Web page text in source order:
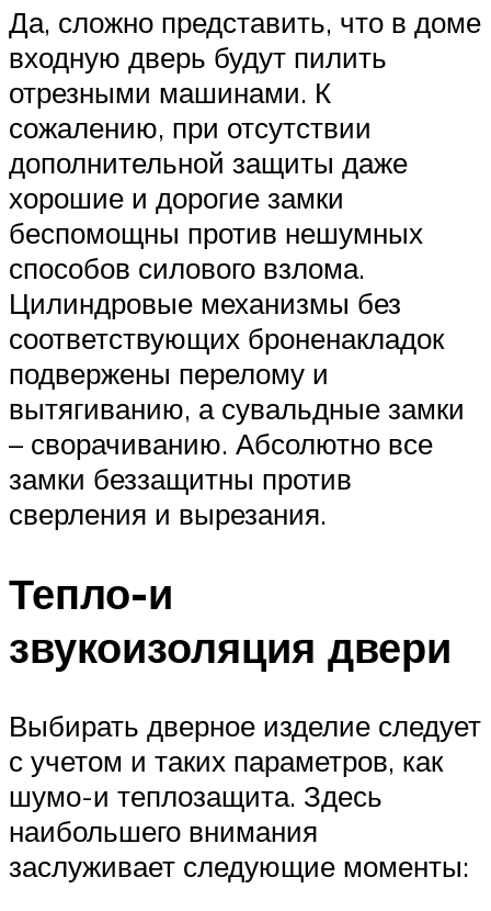
Да, сложно представить, что в доме
входную дверь будут пилить
отрезными машинами. К
сожалению, при отсутствии
дополнительной защиты даже
хорошие и дорогие замки
беспомощны против нешумных
способов силового взлома.
Цилиндровые механизмы без
соответствующих броненакладок
подвержены перелому и
вытягиванию, а сувальдные замки
– сворачиванию. Абсолютно все
замки беззащитны против
сверления и вырезания.
Тепло-и
звукоизоляция двери
Выбирать дверное изделие следует
с учетом и таких параметров, как
шумо-и теплозащита. Здесь
наибольшего внимания
заслуживает следующие моменты: